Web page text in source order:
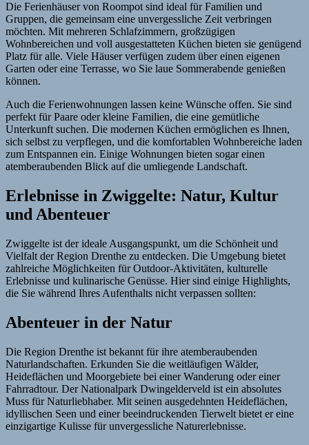
Die Ferienhäuser von Roompot sind ideal für Familien und
Gruppen, die gemeinsam eine unvergessliche Zeit verbringen
möchten. Mit mehreren Schlafzimmern, großzügigen
Wohnbereichen und voll ausgestatteten Küchen bieten sie genügend
Platz für alle. Viele Häuser verfügen zudem über einen eigenen
Garten oder eine Terrasse, wo Sie laue Sommerabende genießen
können.
Auch die Ferienwohnungen lassen keine Wünsche offen. Sie sind
perfekt für Paare oder kleine Familien, die eine gemütliche
Unterkunft suchen. Die modernen Küchen ermöglichen es Ihnen,
sich selbst zu verpflegen, und die komfortablen Wohnbereiche laden
zum Entspannen ein. Einige Wohnungen bieten sogar einen
atemberaubenden Blick auf die umliegende Landschaft.
Erlebnisse in Zwiggelte: Natur, Kultur
und Abenteuer
Zwiggelte ist der ideale Ausgangspunkt, um die Schönheit und
Vielfalt der Region Drenthe zu entdecken. Die Umgebung bietet
zahlreiche Möglichkeiten für Outdoor-Aktivitäten, kulturelle
Erlebnisse und kulinarische Genüsse. Hier sind einige Highlights,
die Sie während Ihres Aufenthalts nicht verpassen sollten:
Abenteuer in der Natur
Die Region Drenthe ist bekannt für ihre atemberaubenden
Naturlandschaften. Erkunden Sie die weitläufigen Wälder,
Heideflächen und Moorgebiete bei einer Wanderung oder einer
Fahrradtour. Der Nationalpark Dwingelderveld ist ein absolutes
Muss für Naturliebhaber. Mit seinen ausgedehnten Heideflächen,
idyllischen Seen und einer beeindruckenden Tierwelt bietet er eine
einzigartige Kulisse für unvergessliche Naturerlebnisse.